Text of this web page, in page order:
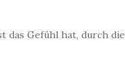
das Gefühl hat, durch die